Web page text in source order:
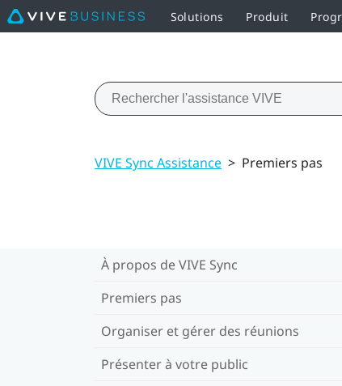
Solutions Produit
VIVE Sync Assistance > Premiers pas
À propos de VIVE Sync
Premiers pas
Organiser et gérer des réunions
Présenter à votre public